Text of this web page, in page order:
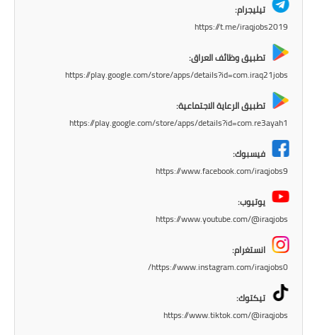
المرحلة الاعدادية
مرشحات
تيليجرام:
https://t.me/iraqjobs2019
تطبيق وظائف العراق:
https://play.google.com/store/apps/details?id=com.iraq21jobs
تطبيق الرعاية الاجتماعية:
https://play.google.com/store/apps/details?id=com.re3ayah1
فيسبوك:
https://www.facebook.com/iraqjobs9
يوتيوب:
https://www.youtube.com/@iraqjobs
انستغرام:
https://www.instagram.com/iraqjobs0/
تيكتوك:
https://www.tiktok.com/@iraqjobs